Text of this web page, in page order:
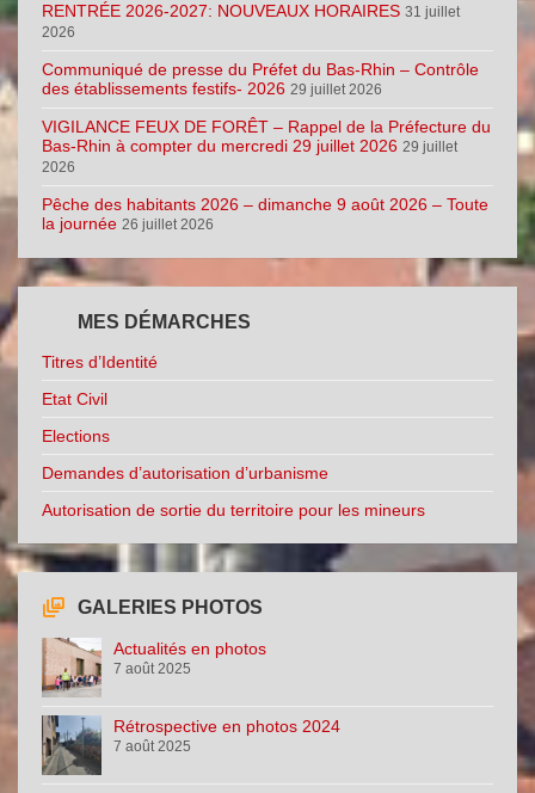
RENTRÉE 2026-2027: NOUVEAUX HORAIRES 31 juillet
2026
Communiqué de presse du Préfet du Bas-Rhin – Contrôle
des établissements festifs- 2026 29 juillet 2026
VIGILANCE FEUX DE FORÊT – Rappel de la Préfecture du
Bas-Rhin à compter du mercredi 29 juillet 2026 29 juillet
2026
Pêche des habitants 2026 – dimanche 9 août 2026 – Toute
la journée 26 juillet 2026
MES DÉMARCHES
Titres d’Identité
Etat Civil
Elections
Demandes d’autorisation d’urbanisme
Autorisation de sortie du territoire pour les mineurs
GALERIES PHOTOS
Actualités en photos
7 août 2025
Rétrospective en photos 2024
7 août 2025